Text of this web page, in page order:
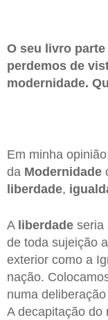
O seu livro
perdemos de
modernidade.
Em minha
da Modernidade
liberdade,
A liberdade seria
de toda sujeição
exterior como a
nação.
numa
A decapitação do